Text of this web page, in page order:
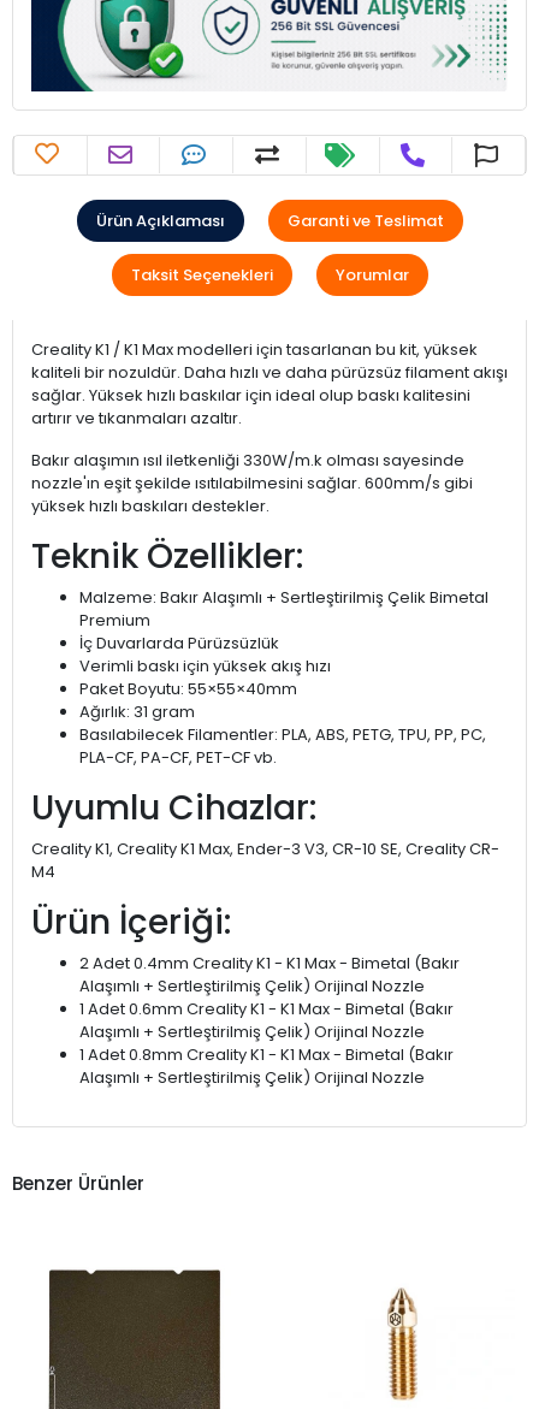
Ürün Açıklaması Garanti ve Teslimat
Taksit Seçenekleri Yorumlar
Creality K1 / K1 Max modelleri için tasarlanan bu kit, yüksek
kaliteli bir nozuldür. Daha hızlı ve daha pürüzsüz filament akışı
sağlar. Yüksek hızlı baskılar için ideal olup baskı kalitesini
artırır ve tıkanmaları azaltır.
Bakır alaşımın ısıl iletkenliği 330W/m.k olması sayesinde
nozzle'ın eşit şekilde ısıtılabilmesini sağlar. 600mm/s gibi
yüksek hızlı baskıları destekler.
Teknik Özellikler:
Malzeme: Bakır Alaşımlı + Sertleştirilmiş Çelik Bimetal
Premium
İç Duvarlarda Pürüzsüzlük
Verimli baskı için yüksek akış hızı
Paket Boyutu: 55×55×40mm
Ağırlık: 31 gram
Basılabilecek Filamentler: PLA, ABS, PETG, TPU, PP, PC,
PLA-CF, PA-CF, PET-CF vb.
Uyumlu Cihazlar:
Creality K1, Creality K1 Max, Ender-3 V3, CR-10 SE, Creality CR-
M4
Ürün İçeriği:
2 Adet 0.4mm Creality K1 - K1 Max - Bimetal (Bakır
Alaşımlı + Sertleştirilmiş Çelik) Orijinal Nozzle
1 Adet 0.6mm Creality K1 - K1 Max - Bimetal (Bakır
Alaşımlı + Sertleştirilmiş Çelik) Orijinal Nozzle
1 Adet 0.8mm Creality K1 - K1 Max - Bimetal (Bakır
Alaşımlı + Sertleştirilmiş Çelik) Orijinal Nozzle
Benzer Ürünler